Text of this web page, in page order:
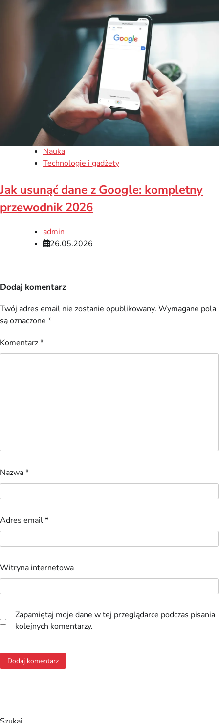
Nauka
Technologie i gadżety
Jak usunąć dane z Google: kompletny
przewodnik 2026
admin
26.05.2026
Dodaj komentarz
Twój adres email nie zostanie opublikowany. Wymagane pola
są oznaczone *
Komentarz*
Nazwa*
Adres email*
Witryna internetowa
Zapamiętaj moje dane w tej przeglądarce podczas pisania
kolejnych komentarzy.